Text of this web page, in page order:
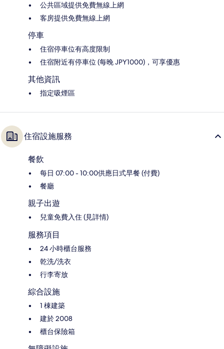
公共區域提供免費無線上網
客房提供免費無線上網
停車
住宿停車位有高度限制
住宿附近有停車位 (每晚 JPY1000)，可享優惠
其他資訊
指定吸煙區
住宿設施服務
餐飲
每日 07:00 - 10:00供應日式早餐 (付費)
餐廳
親子出遊
兒童免費入住 (見詳情)
服務項目
24 小時櫃台服務
乾洗/洗衣
行李寄放
綜合設施
1 棟建築
建於 2008
櫃台保險箱